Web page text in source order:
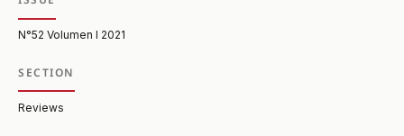
N°52 Volumen I 2021
SECTION
Reviews